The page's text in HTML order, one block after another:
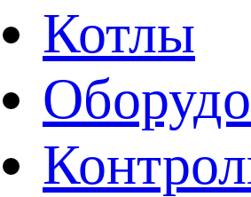
Котлы